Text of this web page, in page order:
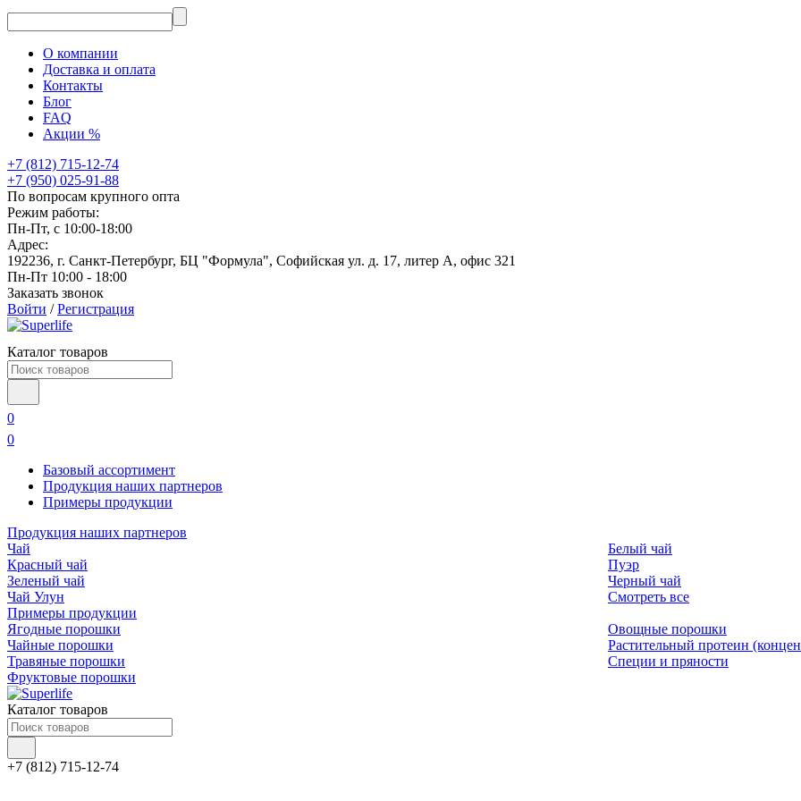
О компании
Доставка и оплата
Контакты
Блог
FAQ
Акции %
+7 (812) 715-12-74
+7 (950) 025-91-88
По вопросам крупного опта
Режим работы:
Пн-Пт, с 10:00-18:00
Адрес:
192236, г. Санкт-Петербург, БЦ "Формула", Софийская ул. д. 17, литер А, офис 321
Пн-Пт 10:00 - 18:00
Заказать звонок
Войти /Регистрация
Каталог товаров
0
0
Базовый ассортимент
Продукция наших партнеров
Примеры продукции
Продукция наших партнеров
Чай
Красный чай
Зеленый чай
Чай Улун
Белый чай
Пуэр
Черный чай
Смотреть все
Примеры продукции
Ягодные порошки
Чайные порошки
Травяные порошки
Фруктовые порошки
Овощные порошки
Растительный протеин
Специи и пряности
Каталог товаров
+7 (812) 715-12-74